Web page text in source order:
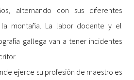
alternando con sus diferentes
montaña. La labor docente y el
gallega van a tener incidentes
ejerce su profesión de maestro es